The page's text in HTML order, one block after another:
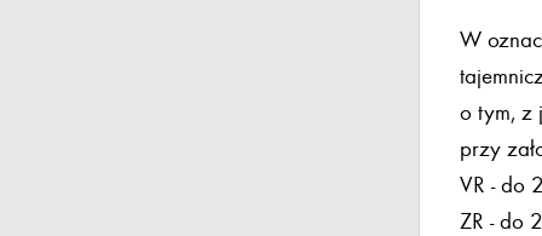
W
o tym, z
przy
VR - do
ZR - do